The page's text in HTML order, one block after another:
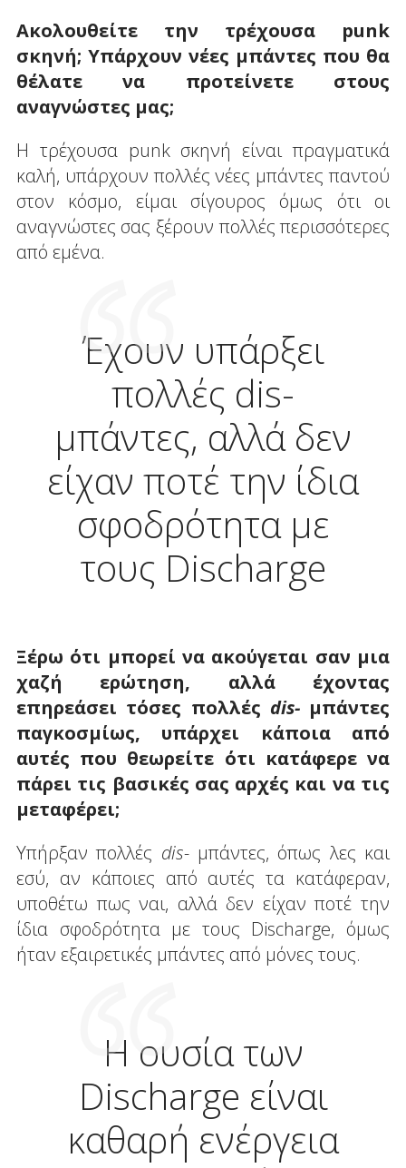
Ακολουθείτε την τρέχουσα punk
σκηνή; Υπάρχουν νέες μπάντες που θα
θέλατε να προτείνετε στους
αναγνώστες μας;
Η τρέχουσα punk σκηνή είναι πραγματικά
καλή, υπάρχουν πολλές νέες μπάντες παντού
στον κόσμο, είμαι σίγουρος όμως ότι οι
αναγνώστες σας ξέρουν πολλές περισσότερες
από εμένα.
Έχουν υπάρξει
πολλές dis-
μπάντες, αλλά δεν
είχαν ποτέ την ίδια
σφοδρότητα με
τους Discharge
Ξέρω ότι μπορεί να ακούγεται σαν μια
χαζή ερώτηση, αλλά έχοντας
επηρεάσει τόσες πολλές dis-μπάντες
παγκοσμίως, υπάρχει κάποια από
αυτές που θεωρείτε ότι κατάφερε να
πάρει τις βασικές σας αρχές και να τις
μεταφέρει;
Υπήρξαν πολλές dis-μπάντες, όπως λες και
εσύ, αν κάποιες από αυτές τα κατάφεραν,
υποθέτω πως ναι, αλλά δεν είχαν ποτέ την
ίδια σφοδρότητα με τους Discharge, όμως
ήταν εξαιρετικές μπάντες από μόνες τους.
Η ουσία των
Discharge είναι
καθαρή ενέργεια